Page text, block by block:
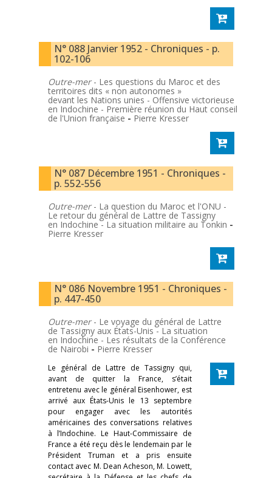
N° 088 Janvier 1952 - Chroniques - p.
102-106
Outre-mer- Les questions du Maroc et des
territoires dits « non autonomes »
devant les Nations unies - Offensive victorieuse
en Indochine - Première réunion du Haut conseil
de l'Union française - Pierre Kresser
N° 087 Décembre 1951 - Chroniques -
p. 552-556
Outre-mer- La question du Maroc et l'ONU -
Le retour du général de Lattre de Tassigny
en Indochine - La situation militaire au Tonkin -
Pierre Kresser
N° 086 Novembre 1951 - Chroniques -
p. 447-450
Outre-mer- Le voyage du général de Lattre
de Tassigny aux États-Unis - La situation
en Indochine - Les résultats de la Conférence
de Nairobi - Pierre Kresser
Le général de Lattre de Tassigny qui,
avant de quitter la France, s’était
entretenu avec le général Eisenhower, est
arrivé aux États-Unis le 13 septembre
pour engager avec les autorités
américaines des conversations relatives
à l’Indochine. Le Haut-Commissaire de
France a été reçu dès le lendemain par le
Président Truman et a pris ensuite
contact avec M. Dean Acheson, M. Lowett,